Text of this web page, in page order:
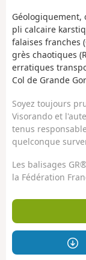
Géologiquement,
pli calcaire
falaises franches
grès chaotiques
erratiques
Col de Grande
Soyez toujours
Visorando et
tenus
quelconque
Les balisages
la Fédération